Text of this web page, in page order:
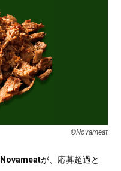
©︎Novameat
Novameatが、応募超過と